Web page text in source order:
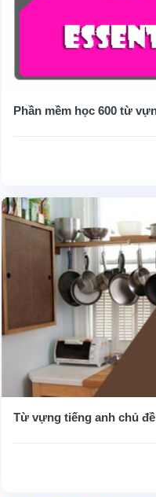
Phần mềm học 600 từ
Từ vựng tiếng anh chủ